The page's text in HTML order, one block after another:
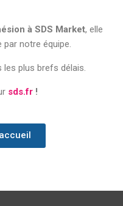
à SDS Market, elle
par notre équipe.
les plus brefs délais.
sds.fr !